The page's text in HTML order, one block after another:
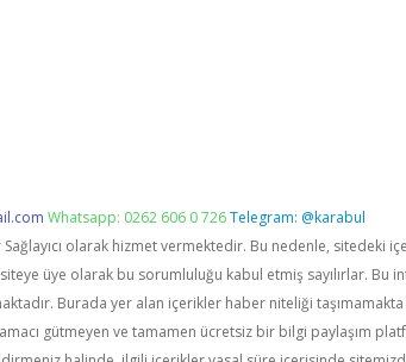
Whatsapp: 0262 606 0 726Telegram: @karabul
olarak hizmet vermektedir. Bu nedenle,
üye olarak bu sorumluluğu kabul etmiş sayılırlar. Bu
Burada yer alan içerikler haber niteliği
gütmeyen ve tamamen ücretsiz bir bilgi paylaşım